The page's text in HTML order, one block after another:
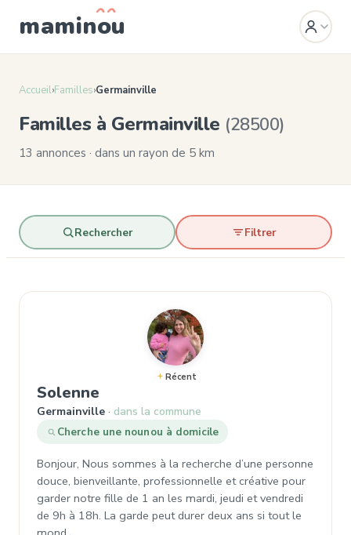
maminou
Accueil›Familles›Germainville
Familles à Germainville (28500)
13 annonces · dans un rayon de 5 km
Rechercher Filtrer
Récent
Solenne
Germainville dans la commune
Cherche une nounou à domicile
Bonjour, Nous sommes à la recherche d’une personne
douce, bienveillante, professionnelle et créative pour
garder notre fille de 1 an les mardi, jeudi et vendredi
de 9h à 18h. La garde peut durer deux ans si tout le